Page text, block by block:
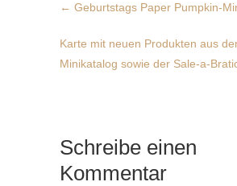
← Geburtstags Paper Pumpkin-
Karte mit neuen Produkten aus
Minikatalog sowie der Sale-a-
Schreibe einen
Kommentar